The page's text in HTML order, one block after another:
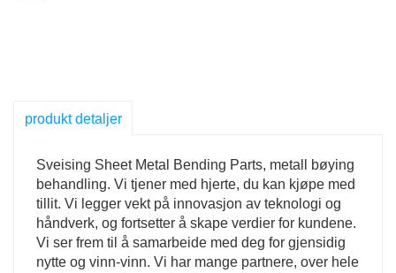
produkt detaljer
Sveising Sheet Metal Bending Parts, metall bøying
behandling. Vi tjener med hjerte, du kan kjøpe med
tillit. Vi legger vekt på innovasjon av teknologi og
håndverk, og fortsetter å skape verdier for kundene.
Vi ser frem til å samarbeide med deg for gjensidig
nytte og vinn-vinn. Vi har mange partnere, over hele